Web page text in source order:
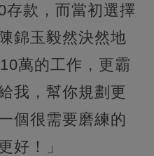
存款，而當初選擇
錦玉毅然決然地
萬的工作，更霸
我，幫你規劃更
個很需要磨練的
好！」